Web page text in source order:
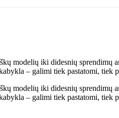
modelių iki didesnių sprendimų
– galimi tiek pastatomi, tiek
modelių iki didesnių sprendimų
– galimi tiek pastatomi, tiek